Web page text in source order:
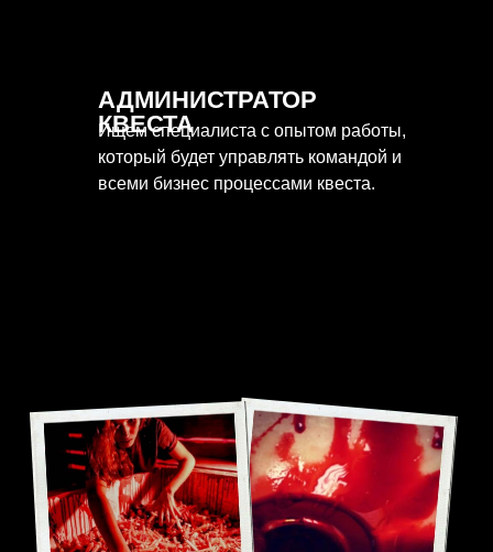
АДМИНИСТРАТОР
КВЕСТА
Ищем специалиста с опытом работы,
который будет управлять командой и
всеми бизнес процессами квеста.